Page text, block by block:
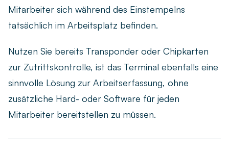
Mitarbeiter sich während des Einstempelns
tatsächlich im Arbeitsplatz befinden.
Nutzen Sie bereits Transponder oder Chipkarten
zur Zutrittskontrolle, ist das Terminal ebenfalls eine
sinnvolle Lösung zur Arbeitserfassung, ohne
zusätzliche Hard- oder Software für jeden
Mitarbeiter bereitstellen zu müssen.